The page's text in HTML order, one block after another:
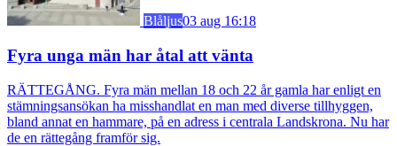
Blåljus03 aug 16:18
Fyra unga män har åtal att vänta
RÄTTEGÅNG. Fyra män mellan 18 och 22 år gamla har enligt en
stämningsansökan ha misshandlat en man med diverse tillhyggen,
bland annat en hammare, på en adress i centrala Landskrona. Nu har
de en rättegång framför sig.